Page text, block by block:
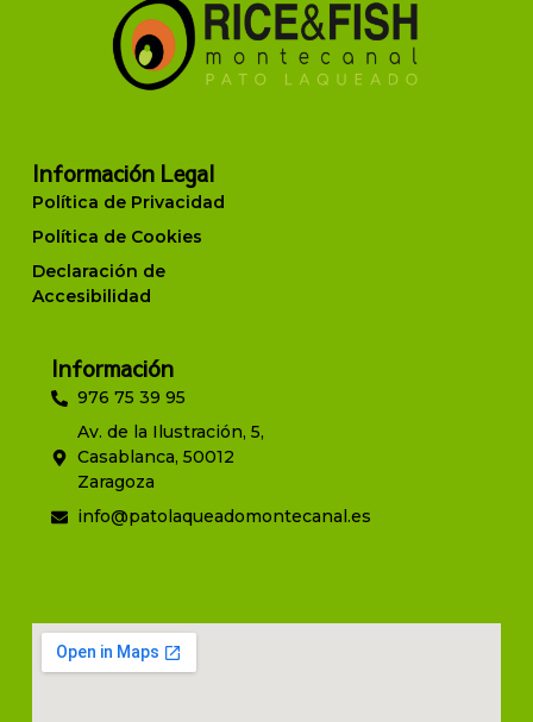
Información Legal
Política de Privacidad
Política de Cookies
Declaración de
Accesibilidad
Información
976 75 39 95
Av. de la Ilustración, 5,
Casablanca, 50012
Zaragoza
info@patolaqueadomontecanal.es